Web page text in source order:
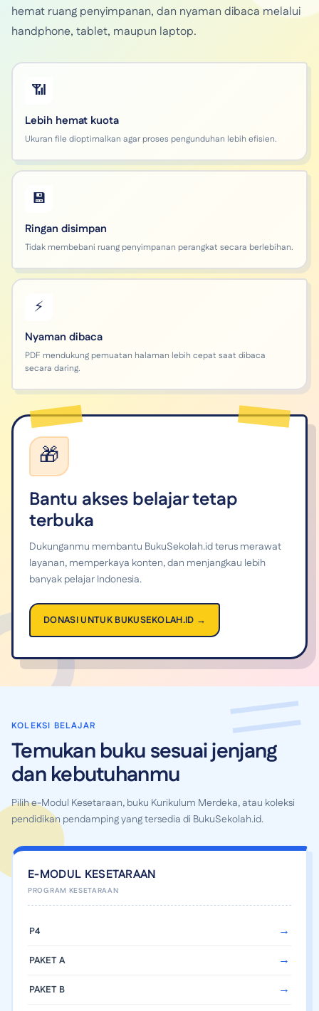
hemat ruang penyimpanan, dan nyaman dibaca melalui
handphone, tablet, maupun laptop.
📶
Lebih hemat kuota
Ukuran file dioptimalkan agar proses pengunduhan lebih efisien.
💾
Ringan disimpan
Tidak membebani ruang penyimpanan perangkat secara berlebihan.
⚡
Nyaman dibaca
PDF mendukung pemuatan halaman lebih cepat saat dibaca
secara daring.
🎁
Bantu akses belajar tetap
terbuka
Dukunganmu membantu BukuSekolah.id terus merawat
layanan, memperkaya konten, dan menjangkau lebih
banyak pelajar Indonesia.
DONASI UNTUK BUKUSEKOLAH.ID →
KOLEKSI BELAJAR
Temukan buku sesuai jenjang
dan kebutuhanmu
Pilih e-Modul Kesetaraan, buku Kurikulum Merdeka, atau koleksi
pendidikan pendamping yang tersedia di BukuSekolah.id.
E-MODUL KESETARAAN
P4
PAKET A
PAKET B